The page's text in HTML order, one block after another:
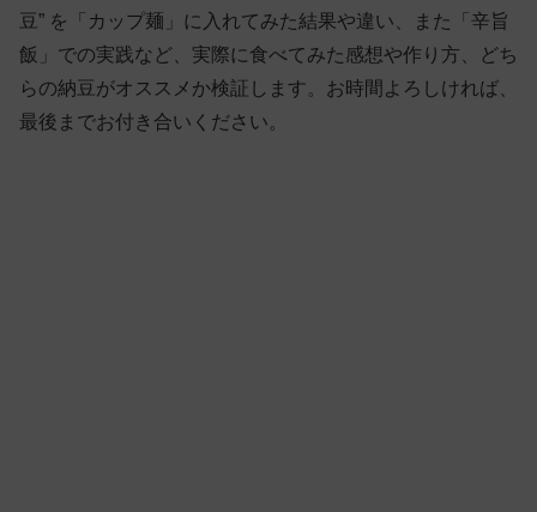
豆” を「カップ麺」に入れてみた結果や違い、また「辛旨
飯」での実践など、実際に食べてみた感想や作り方、どち
らの納豆がオススメか検証します。お時間よろしければ、
最後までお付き合いください。